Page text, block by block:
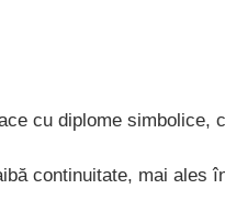
cu diplome simbolice,
continuitate, mai ales